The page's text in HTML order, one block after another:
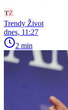
Trendy Život
dnes, 11:27
2 min